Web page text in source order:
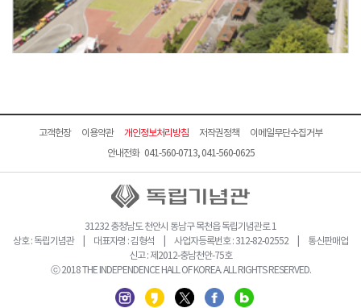
고객헌장 이용약관 개인정보처리방침 저작권정책
이메일무단수집거부
안내전화 041-560-0713, 041-560-0625
31232 충청남도 천안시 동남구 목천읍 독립기념관로 1
상호 : 독립기념관 | 대표자명 : 김형석 | 사업자등록번호 : 312-82-02552 | 통신판매업
신고 : 제2012-충남천안-75호
ⓒ 2018 THE INDEPENDENCE HALL OF KOREA. ALL RIGHTS RESERVED.